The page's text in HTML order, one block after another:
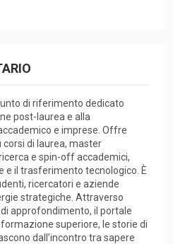
di riferimento dedicato
post-laurea e alla
e imprese. Offre
di laurea, master
e spin-off accademici,
e il trasferimento tecnologico. È
ricercatori e aziende
strategiche. Attraverso
approfondimento, il portale
superiore, le storie di
dall’incontro tra sapere